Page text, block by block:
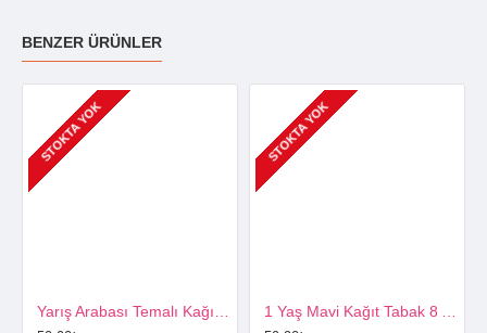
BENZER ÜRÜNLER
STOKTA YOK STOKTA YOK